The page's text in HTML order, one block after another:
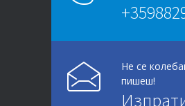
Не се
пишеш!